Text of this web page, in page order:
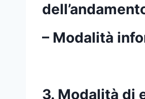
– Modalità
3. Modalità di